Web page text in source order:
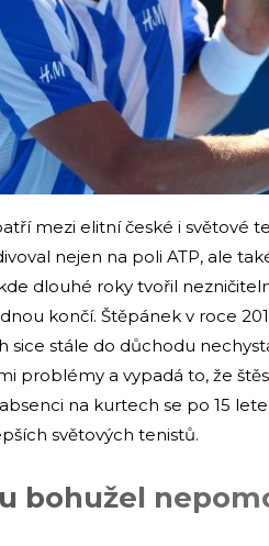
mezi elitní české i světové
nejen na poli ATP, ale
dlouhé roky tvořil
končí. Štěpánek v roce
sice stále do důchodu
problémy a vypadá to, že
na kurtech se po 15
světových tenistů.
bohužel